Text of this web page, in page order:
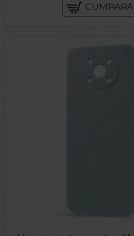
CUMPARA